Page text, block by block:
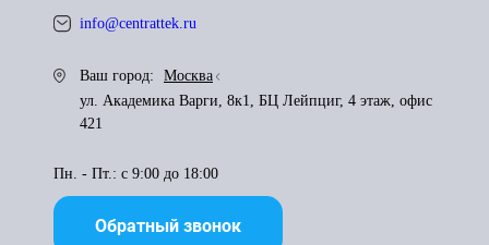
info@centrattek.ru
Ваш город:
Москва
ул. Академика Варги, 8к1, БЦ Лейпциг, 4 этаж, офис
421
Пн. - Пт.: с 9:00 до 18:00
Обратный звонок